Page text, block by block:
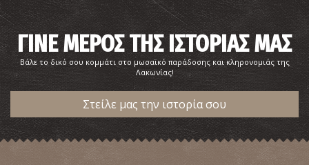
Νησί Γλάρος
ΝΗΣΙΑ ~3.6Km
ΓΙΝΕ ΜΕΡΟΣ ΤΗΣ ΙΣΤΟΡΙΑΣ ΜΑΣ
Βάλε το δικό σου κομμάτι στο μωσαϊκό παράδοσης και κληρονομιάς της
Λακωνίας!
Στείλε μας την ιστορία σου